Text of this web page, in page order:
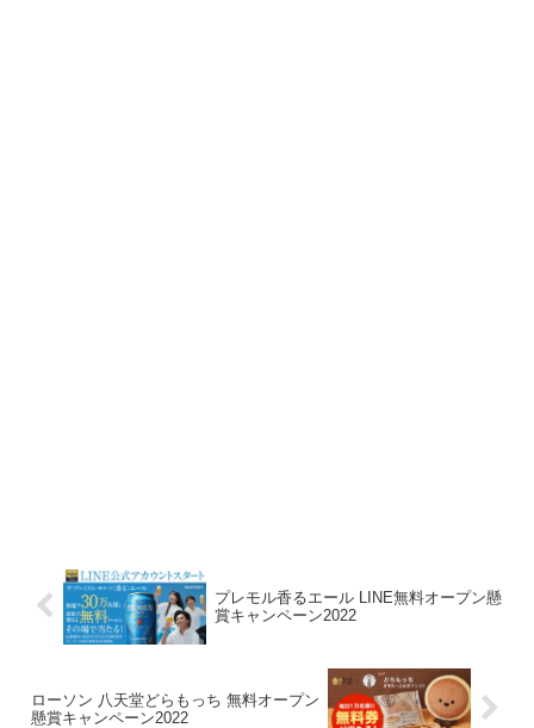
プレモル香るエール LINE無料オープン懸
賞キャンペーン2022
ローソン 八天堂どらもっち 無料オープン
懸賞キャンペーン2022